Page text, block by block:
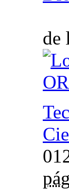
de